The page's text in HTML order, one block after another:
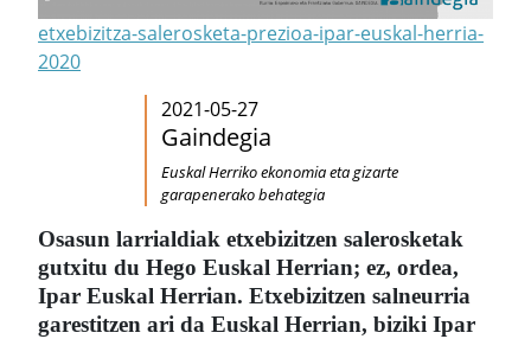
etxebizitza-salerosketa-prezioa-ipar-euskal-herria-
2020
2021-05-27
Gaindegia
Euskal Herriko ekonomia eta gizarte
garapenerako behategia
Osasun larrialdiak etxebizitzen salerosketak
gutxitu du Hego Euskal Herrian; ez, ordea,
Ipar Euskal Herrian. Etxebizitzen salneurria
garestitzen ari da Euskal Herrian, biziki Ipar